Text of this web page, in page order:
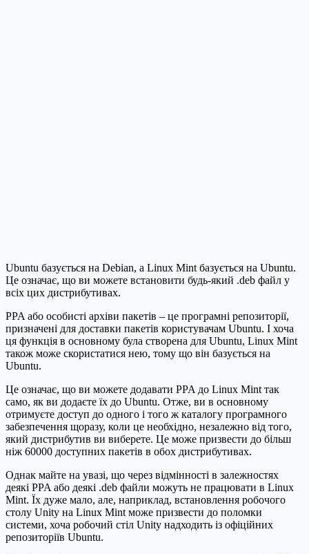
Ubuntu базується на Debian, а Linux Mint базується на Ubuntu.
Це означає, що ви можете встановити будь-який .deb файл у
всіх цих дистрибутивах.
PPA або особисті архіви пакетів – це програмні репозиторії,
призначені для доставки пакетів користувачам Ubuntu. І хоча
ця функція в основному була створена для Ubuntu, Linux Mint
також може скористатися нею, тому що він базується на
Ubuntu.
Це означає, що ви можете додавати PPA до Linux Mint так
само, як ви додаєте їх до Ubuntu. Отже, ви в основному
отримуєте доступ до одного і того ж каталогу програмного
забезпечення щоразу, коли це необхідно, незалежно від того,
який дистрибутив ви виберете. Це може призвести до більш
ніж 60000 доступних пакетів в обох дистрибутивах.
Однак майте на увазі, що через відмінності в залежностях
деякі PPA або деякі .deb файли можуть не працювати в Linux
Mint. Їх дуже мало, але, наприклад, встановлення робочого
столу Unity на Linux Mint може призвести до поломки
системи, хоча робочий стіл Unity надходить із офіційних
репозиторіїв Ubuntu.